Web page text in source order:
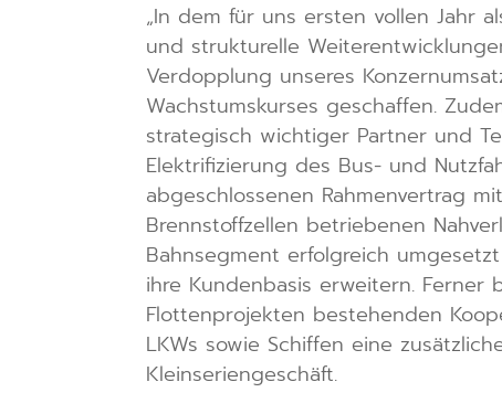
„In dem für uns ersten vollen Jahr
und strukturelle
Verdopplung unseres
Wachstumskurses geschaffen.
strategisch wichtiger Partner und
Elektrifizierung des Bus- und
abgeschlossenen Rahmenvertrag
Brennstoffzellen betriebenen
Bahnsegment erfolgreich
ihre Kundenbasis erweitern.
Flottenprojekten bestehenden
LKWs sowie Schiffen eine
Kleinseriengeschäft.